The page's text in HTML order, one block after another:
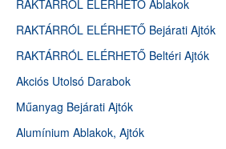
RAKTÁRRÓL ELÉRHETŐ Ablakok
RAKTÁRRÓL ELÉRHETŐ Bejárati Ajtók
RAKTÁRRÓL ELÉRHETŐ Beltéri Ajtók
Akciós Utolsó Darabok
Műanyag Bejárati Ajtók
Alumínium Ablakok, Ajtók